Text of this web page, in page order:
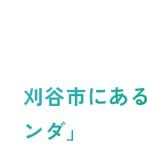
刈谷市にあ
ンダ」